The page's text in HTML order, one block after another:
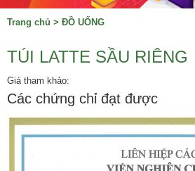
Trang chủ > ĐỒ UỐNG
TÚI LATTE SẦU RIÊNG
Giá tham khảo:
Các chứng chỉ đạt được